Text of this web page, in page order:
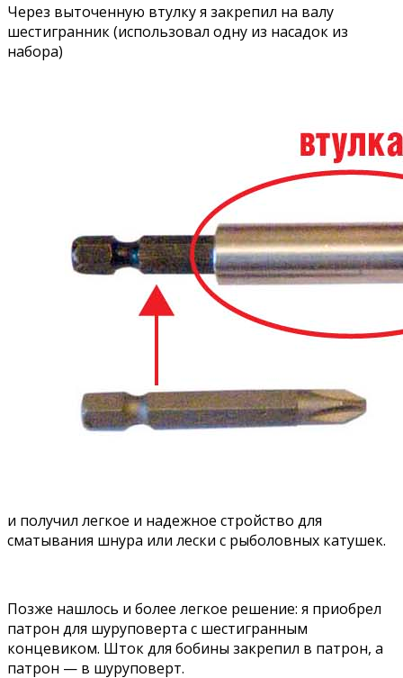
Через выточенную втулку я закрепил на валу
шестигранник (использовал одну из насадок из
набора)
и получил легкое и надежное стройство для
сматывания шнура или лески с рыболовных катушек.
Позже нашлось и более легкое решение: я приобрел
патрон для шуруповерта с шестигранным
концевиком. Шток для бобины закрепил в патрон, а
патрон — в шуруповерт.